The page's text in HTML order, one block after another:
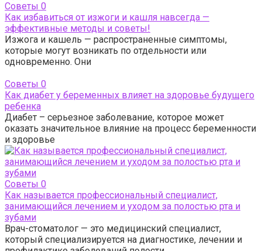
Советы 0
Как избавиться от изжоги и кашля навсегда —
эффективные методы и советы!
Изжога и кашель — распространенные симптомы,
которые могут возникать по отдельности или
одновременно. Они
Советы 0
Как диабет у беременных влияет на здоровье будущего
ребенка
Диабет – серьезное заболевание, которое может
оказать значительное влияние на процесс беременности
и здоровье
Советы 0
Как называется профессиональный специалист,
занимающийся лечением и уходом за полостью рта и
зубами
Врач-стоматолог — это медицинский специалист,
который специализируется на диагностике, лечении и